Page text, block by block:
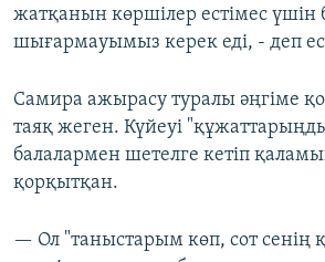
жатқанын көршілер естімес үшін
шығармауымыз керек еді, - деп
Самира ажырасу туралы әңгіме
таяқ жеген. Күйеуі
балалармен шетелге кетіп
қорқытқан.
— Ол "таныстарым көп, сот сенің